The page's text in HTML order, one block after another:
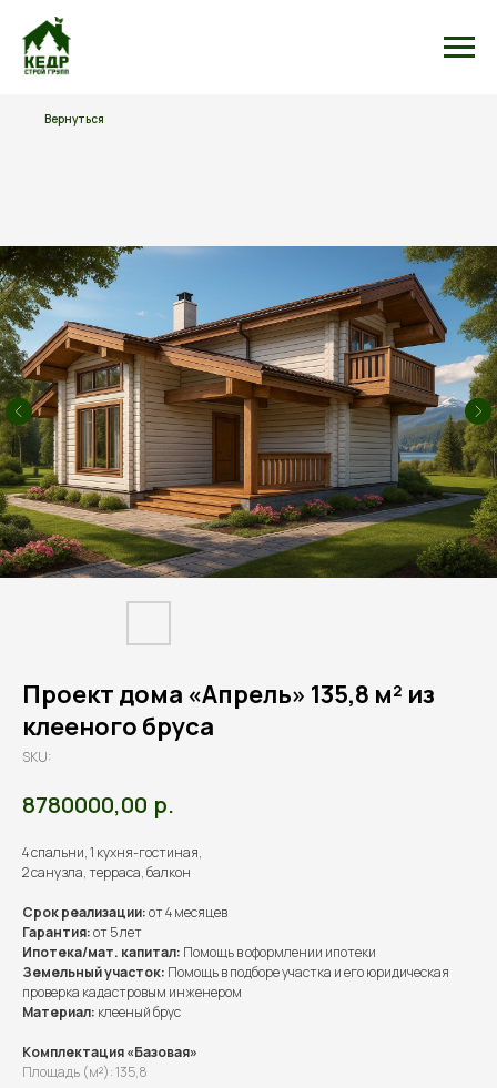
Вернуться
Проект дома «Апрель» 135,8 м² из
клееного бруса
SKU:
8780000,00 р.
4 спальни, 1 кухня-гостиная,
2 санузла, терраса, балкон
Срок реализации:от 4 месяцев
Гарантия:от 5 лет
Ипотека/мат. капитал: Помощь в оформлении ипотеки
Земельный участок: Помощь в подборе участка и его юридическая
проверка кадастровым инженером
Материал: клееный брус
Комплектация «Базовая»
Площадь (м²): 135,8